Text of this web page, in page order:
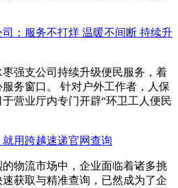
：服务不打烊 温暖不间断 持续升
强支公司持续升级便民服务，着
务窗口。 针对户外工作者，人保
营业厅内专门开辟“环卫工人便民
用跨越速递官网查询
物流市场中，企业面临着诸多挑
获取与精准查询，已然成为了企